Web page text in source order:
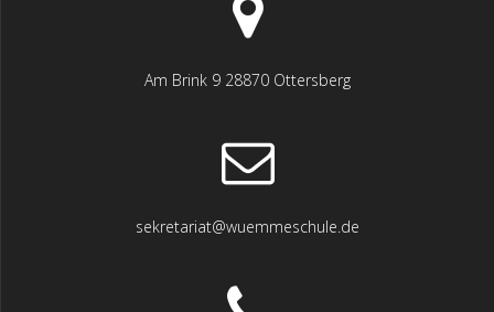
Am Brink 9 28870 Ottersberg
sekretariat@wuemmeschule.de